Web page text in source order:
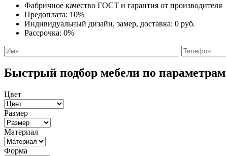
Фабричное качество ГОСТ и гарантия от производителя
Предоплата: 10%
Индивидуальный дизайн, замер, доставка: 0 руб.
Рассрочка: 0%
Быстрый подбор мебели по параметрам
Цвет
Размер
Материал
Форма